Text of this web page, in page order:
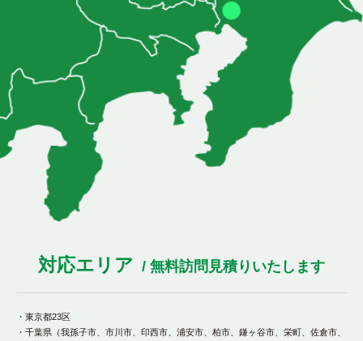
対応エリア / 無料訪問見積りいたします
・東京都23区
・千葉県（我孫子市、市川市、印西市、浦安市、柏市、鎌ヶ谷市、栄町、佐倉市、